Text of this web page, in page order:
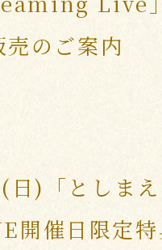
のご案内
日)「とし
開催日限定